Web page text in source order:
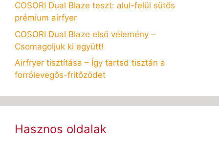
COSORI Dual Blaze teszt: alul-felül sütős
prémium airfyer
COSORI Dual Blaze első vélemény –
Csomagoljuk ki együtt!
Airfryer tisztítása – Így tartsd tisztán a
forrólevegős-fritőzödet
Hasznos oldalak